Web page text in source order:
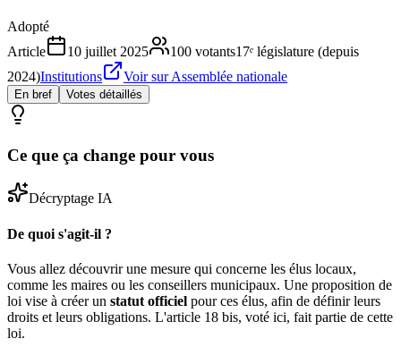
Adopté
Article
10 juillet 2025 100 votants17ᵉ législature (depuis
2024)Institutions Voir sur Assemblée nationale
En bref Votes détaillés
Ce que ça change pour vous
Décryptage IA
De quoi s'agit-il ?
Vous allez découvrir une mesure qui concerne les élus locaux,
comme les maires ou les conseillers municipaux. Une proposition de
loi vise à créer un statut officiel pour ces élus, afin de définir leurs
droits et leurs obligations. L'article 18 bis, voté ici, fait partie de cette
loi.